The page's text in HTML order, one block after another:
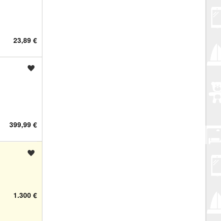
23,89 €
399,99 €
1.300 €